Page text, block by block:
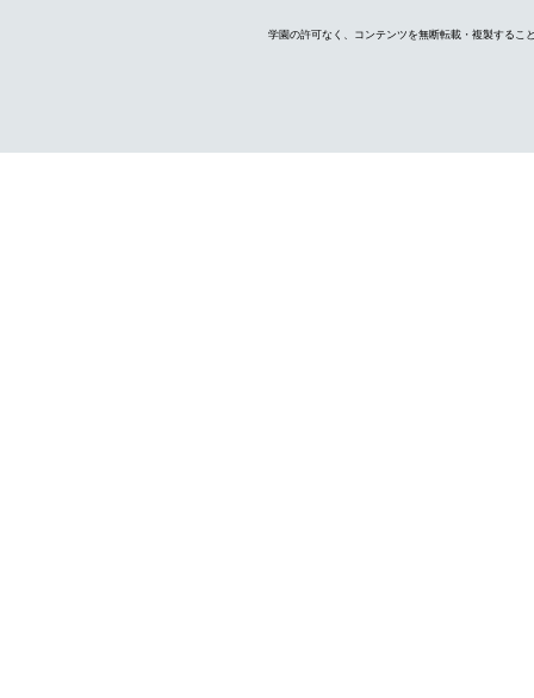
学園の許可なく、コンテンツを無断転載・複製するこ